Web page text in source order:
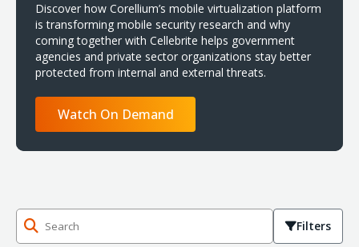
Discover how Corellium’s mobile virtualization platform
is transforming mobile security research and why
coming together with Cellebrite helps government
agencies and private sector organizations stay better
protected from internal and external threats.
Watch On Demand
Filters